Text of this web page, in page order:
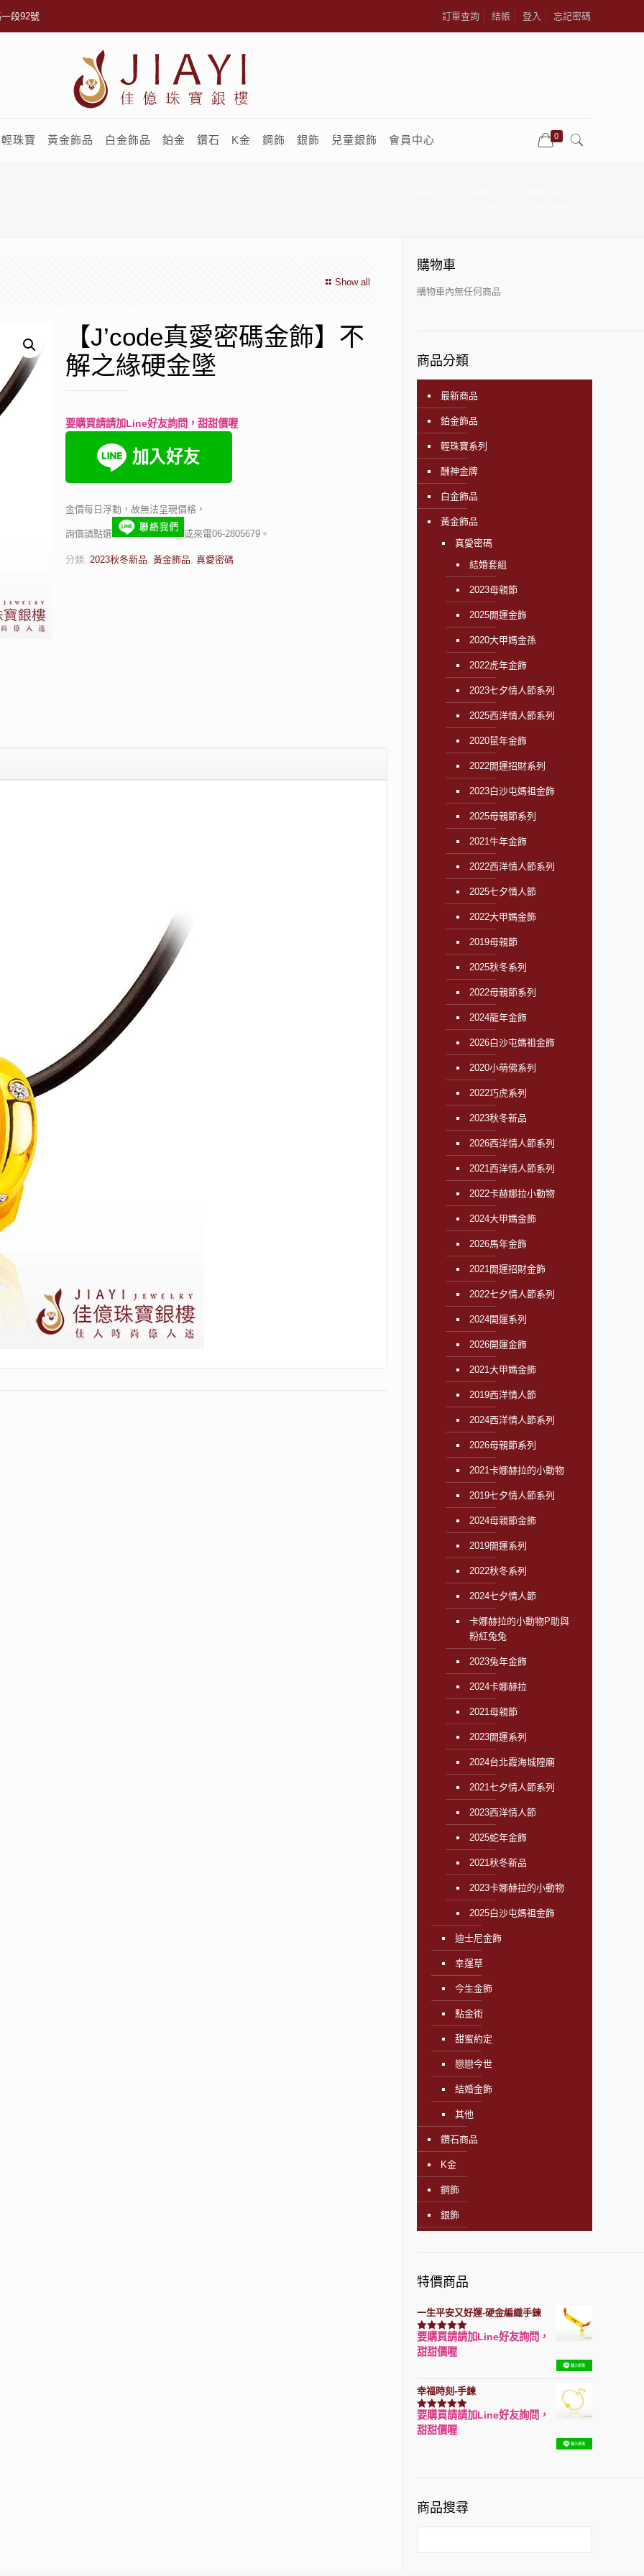
段92號 訂單查詢 結帳 登入 忘記密碼
輕珠寶 黃金飾品 白金飾品 鉑金 鑽石 K金 鋼飾 銀飾 兒童銀飾 會員中心 0
Show all
【J’code真愛密碼金飾】不
解之緣硬金墜
要購買請請加Line好友詢問，甜甜價喔
金價每日浮動，故無法呈現價格，
詢價請點選 或來電06-2805679。
分類: 2023秋冬新品, 黃金飾品, 真愛密碼
購物車
購物車內無任何商品
商品分類
最新商品
鉑金飾品
輕珠寶系列
酬神金牌
白金飾品
黃金飾品
真愛密碼
結婚套組
2023母親節
2025開運金飾
2020大甲媽金孫
2022虎年金飾
2023七夕情人節系列
2025西洋情人節系列
2020鼠年金飾
2022開運招財系列
2023白沙屯媽祖金飾
2025母親節系列
2021牛年金飾
2022西洋情人節系列
2025七夕情人節
2022大甲媽金飾
2019母親節
2025秋冬系列
2022母親節系列
2024龍年金飾
2026白沙屯媽祖金飾
2020小萌佛系列
2022巧虎系列
2023秋冬新品
2026西洋情人節系列
2021西洋情人節系列
2022卡赫娜拉小動物
2024大甲媽金飾
2026馬年金飾
2021開運招財金飾
2022七夕情人節系列
2024開運系列
2026開運金飾
2021大甲媽金飾
2019西洋情人節
2024西洋情人節系列
2026母親節系列
2021卡娜赫拉的小動物
2019七夕情人節系列
2024母親節金飾
2019開運系列
2022秋冬系列
2024七夕情人節
卡娜赫拉的小動物P助與
粉紅兔兔
2023兔年金飾
2024卡娜赫拉
2021母親節
2023開運系列
2024台北霞海城隍廟
2021七夕情人節系列
2023西洋情人節
2025蛇年金飾
2021秋冬新品
2023卡娜赫拉的小動物
2025白沙屯媽祖金飾
迪士尼金飾
幸運草
今生金飾
點金術
甜蜜約定
戀戀今世
結婚金飾
其他
鑽石商品
K金
鋼飾
銀飾
特價商品
一生平安又好運-硬金編織手鍊
評分7740滿分 5
要購買請請加Line好友詢問，
甜甜價喔
幸福時刻-手鍊
評分3150滿分 5
要購買請請加Line好友詢問，
甜甜價喔
商品搜尋